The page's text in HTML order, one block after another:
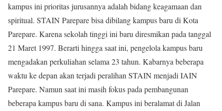
kampus ini prioritas jurusannya adalah bidang keagamaan dan
spiritual. STAIN Parepare bisa dibilang kampus baru di Kota
Parepare. Karena sekolah tinggi ini baru diresmikan pada tanggal
21 Maret 1997. Berarti hingga saat ini, pengelola kampus baru
mengadakan perkuliahan selama 23 tahun. Kabarnya beberapa
waktu ke depan akan terjadi peralihan STAIN menjadi IAIN
Parepare. Namun saat ini masih fokus pada pembangunan
beberapa kampus baru di sana. Kampus ini beralamat di Jalan